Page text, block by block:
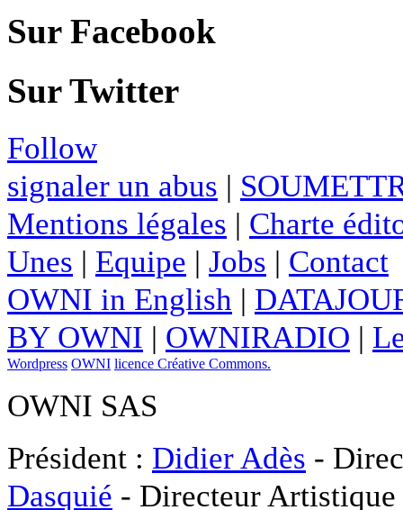
Sur Facebook
Sur Twitter
Follow
signaler un abus |
Mentions légales | Charte
Unes | Equipe | Jobs | Contact
OWNI in English |
BY OWNI | OWNIRADIO |
Wordpress OWNI licence Créative Commons.
OWNI SAS
Président : Didier Adès -
Dasquié - Directeur